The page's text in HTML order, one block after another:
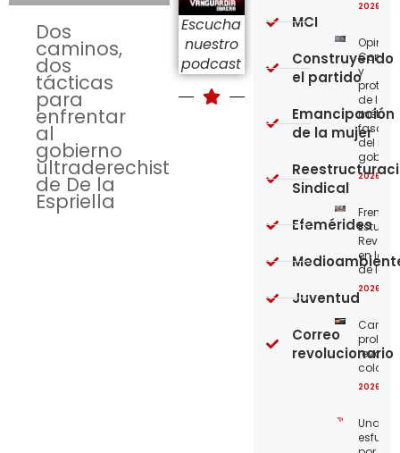
Dos
caminos,
dos
tácticas
para
enfrentar
al
gobierno
ultraderechista
de De la
Espriella
Escucha
nuestro
podcast
2026-
y
de los
del
2026-
Frente
en la
de los
2026-
Carta
2026-
MCI
Construyendo
el partido
Emancipación
de la mujer
Sindical
Efemérides
Juventud
Correo
revolucionario